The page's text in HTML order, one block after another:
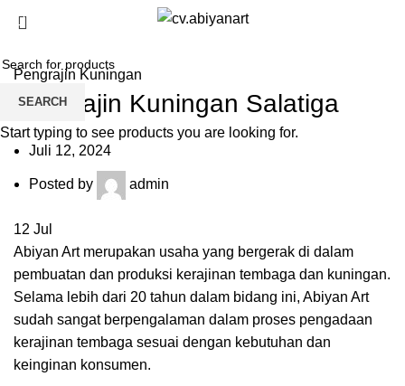
Blog
Pengrajin Kuningan
Pengrajin Kuningan Salatiga
Juli 12, 2024
Posted by admin
12 Jul
Abiyan Art merupakan usaha yang bergerak di dalam
pembuatan dan produksi kerajinan tembaga dan kuningan.
Selama lebih dari 20 tahun dalam bidang ini, Abiyan Art
sudah sangat berpengalaman dalam proses pengadaan
kerajinan tembaga sesuai dengan kebutuhan dan
keinginan konsumen.
SEARCH
Start typing to see products you are looking for.